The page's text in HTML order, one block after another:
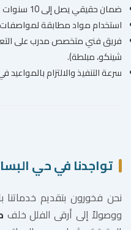
ضمان حقيقي يصل إلى 10 سنوات على كافة أعمال العزل.
استخدام مواد مطابقة
فريق فني متخصص مدرب على
شينكو، مبلطة).
سرعة التنفيذ والالتزام
تواجدنا في حي
نحن فخورون بتقديم خدماتنا
ووصولاً إلى أرقى الفلل خلف